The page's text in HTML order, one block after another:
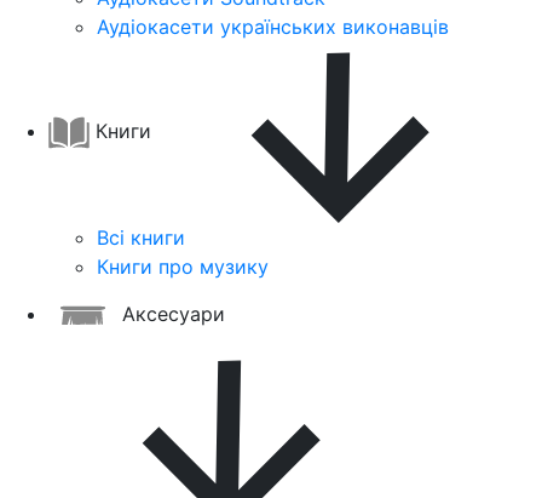
Аудіокасети українських виконавців
Книги
Всі книги
Книги про музику
Аксесуари